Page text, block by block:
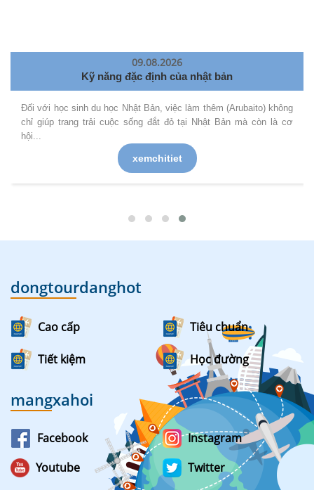
09.08.2026
Kỹ năng đặc định của nhật bản
Đối với học sinh du học Nhật Bản, việc làm thêm (Arubaito) không
chỉ giúp trang trải cuộc sống đắt đỏ tại Nhật Bản mà còn là cơ
hội...
xemchitiet
dongtourdanghot
Cao cấp Tiêu chuẩn
Tiết kiệm Học đường
mangxahoi
Facebook
Instagram
Youtube
Twitter